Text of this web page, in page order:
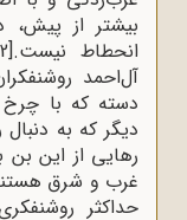
بیشتر از پیش،
انحطاط نیست.
آل‌احمد
دسته که با
دیگر که به
رهایی از این
غرب و شرق
حداکثر